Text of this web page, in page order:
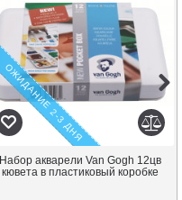
ОЖИДАНИЕ 2-3 ДНЯ
Набор акварели Van Gogh 12цв
кювета в пластиковый коробке